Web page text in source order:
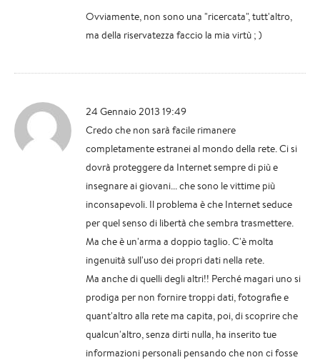
Ovviamente, non sono una "ricercata", tutt'altro,
ma della riservatezza faccio la mia virtù ; )
24 Gennaio 2013 19:49
Credo che non sarà facile rimanere
completamente estranei al mondo della rete. Ci si
dovrà proteggere da Internet sempre di più e
insegnare ai giovani... che sono le vittime più
inconsapevoli. Il problema è che Internet seduce
per quel senso di libertà che sembra trasmettere.
Ma che è un'arma a doppio taglio. C'è molta
ingenuità sull'uso dei propri dati nella rete.
Ma anche di quelli degli altri!! Perché magari uno si
prodiga per non fornire troppi dati, fotografie e
quant'altro alla rete ma capita, poi, di scoprire che
qualcun'altro, senza dirti nulla, ha inserito tue
informazioni personali pensando che non ci fosse